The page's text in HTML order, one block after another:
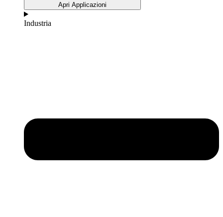
Apri Applicazioni
Industria